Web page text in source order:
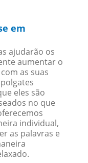
em
ajudarão os
aumentar o
as suas
eles são
no que
individual,
as palavras e